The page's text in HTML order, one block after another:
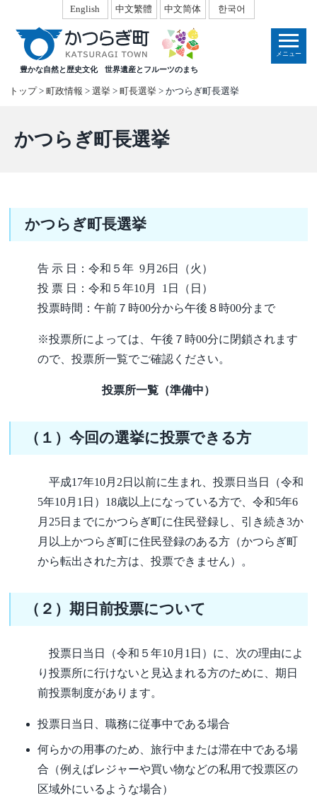
豊かな自然と歴史文化 世界遺産とフルーツのまち
English 中文繁體 中文简体 한국어
メニュー
トップ>町政情報 >選挙 >町長選挙 > かつらぎ町長選挙
かつらぎ町長選挙
かつらぎ町長選挙
告 示 日：令和５年 9月26日（火）
投 票 日：令和５年10月 1日（日）
投票時間：午前７時00分から午後８時00分まで
※投票所によっては、午後７時00分に閉鎖されます
ので、投票所一覧でご確認ください。
投票所一覧（準備中）
（１）今回の選挙に投票できる方
平成17年10月2日以前に生まれ、投票日当日（令和
5年10月1日）18歳以上になっている方で、令和5年6
月25日までにかつらぎ町に住民登録し、引き続き3か
月以上かつらぎ町に住民登録のある方（かつらぎ町
から転出された方は、投票できません）。
（２）期日前投票について
投票日当日（令和５年10月1日）に、次の理由によ
り投票所に行けないと見込まれる方のために、期日
前投票制度があります。
投票日当日、職務に従事中である場合
何らかの用事のため、旅行中または滞在中である場
合（例えばレジャーや買い物などの私用で投票区の
区域外にいるような場合）